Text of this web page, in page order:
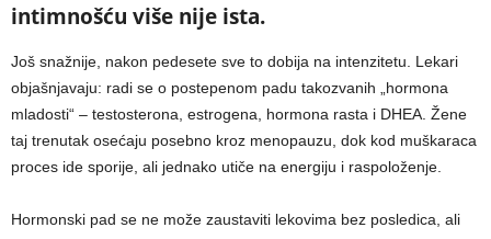
intimnošću više nije ista.
Još snažnije, nakon pedesete sve to dobija na intenzitetu. Lekari
objašnjavaju: radi se o postepenom padu takozvanih „hormona
mladosti“ – testosterona, estrogena, hormona rasta i DHEA. Žene
taj trenutak osećaju posebno kroz menopauzu, dok kod muškaraca
proces ide sporije, ali jednako utiče na energiju i raspoloženje.
Hormonski pad se ne može zaustaviti lekovima bez posledica, ali